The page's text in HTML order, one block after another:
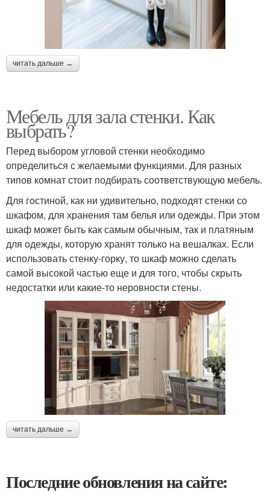
читать дальше →
Мебель для зала стенки. Как
выбрать?
Перед выбором угловой стенки необходимо
определиться с желаемыми функциями. Для разных
типов комнат стоит подбирать соответствующую мебель.
Для гостиной, как ни удивительно, подходят стенки со
шкафом, для хранения там белья или одежды. При этом
шкаф может быть как самым обычным, так и платяным
для одежды, которую хранят только на вешалках. Если
использовать стенку-горку, то шкаф можно сделать
самой высокой частью еще и для того, чтобы скрыть
недостатки или какие-то неровности стены.
читать дальше →
Последние обновления на сайте: